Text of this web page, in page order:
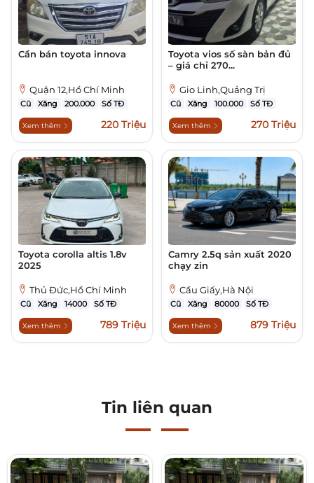
Cần bán toyota innova
Quận 12,Hồ Chí Minh
Cũ Xăng 200.000 Số TĐ
Xem thêm 220 Triệu
Toyota vios số sàn bản đủ
– giá chỉ 270...
Gio Linh,Quảng Trị
Cũ Xăng 100.000 Số TĐ
Xem thêm 270 Triệu
Toyota corolla altis 1.8v
2025
Thủ Đức,Hồ Chí Minh
Cũ Xăng 14000 Số TĐ
Xem thêm 789 Triệu
Camry 2.5q sản xuất 2020
chạy zin
Cầu Giấy,Hà Nội
Cũ Xăng 80000 Số TĐ
Xem thêm 879 Triệu
Tin liên quan